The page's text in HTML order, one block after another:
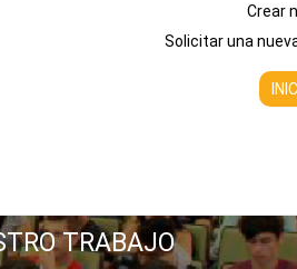
Crear
Solicitar una
TRABAJO